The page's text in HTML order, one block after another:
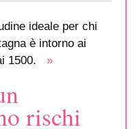
ideale per chi
è intorno ai
1500.
»
rischi